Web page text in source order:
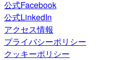
公式Facebook
公式LinkedIn
アクセス情報
プライバシーポリシー
クッキーポリシー